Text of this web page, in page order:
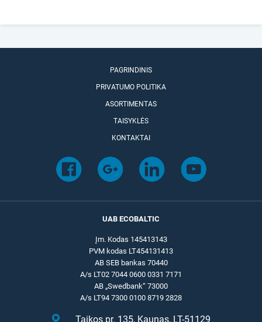
PAGRINDINIS
PRIVATUMO POLITIKA
ASORTIMENTAS
TAISYKLĖS
KONTAKTAI
UAB ECOBALTIC
Įm. Kodas 145413143
PVM kodas LT454131413
AB SEB bankas 70440
A/s LT02 7044 0600 0331 7171
AB „Swedbank“ 73000
A/s LT94 7300 0100 8719 2828
Taikos pr. 135, Kaunas, LT-51129